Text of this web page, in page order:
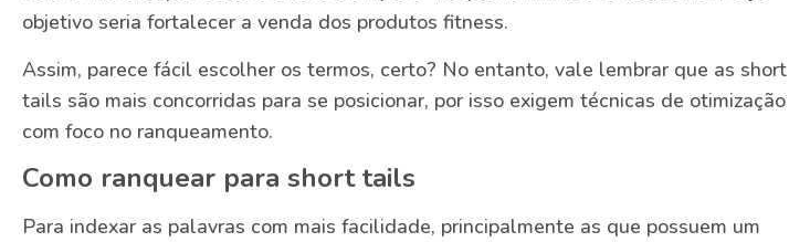
objetivo seria fortalecer a venda dos produtos fitness.
Assim, parece fácil escolher os termos, certo? No entanto, vale lembrar que as short
tails são mais concorridas para se posicionar, por isso exigem técnicas de otimização
com foco no ranqueamento.
Como ranquear para short tails
Para indexar as palavras com mais facilidade, principalmente as que possuem um